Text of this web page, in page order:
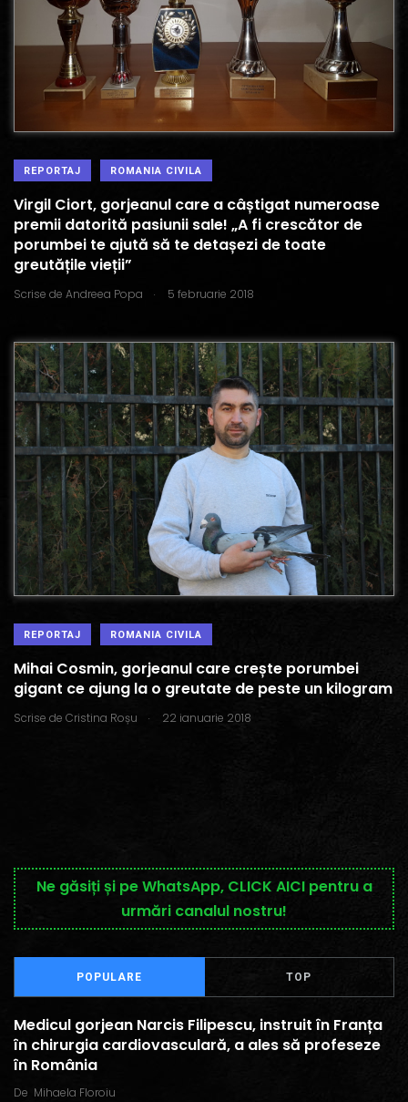
REPORTAJ ROMANIA CIVILA
Virgil Ciort, gorjeanul care a câștigat numeroase
premii datorită pasiunii sale! „A fi crescător de
porumbei te ajută să te detașezi de toate
greutățile vieții”
Scrise de Andreea Popa . 5 februarie 2018
REPORTAJ ROMANIA CIVILA
Mihai Cosmin, gorjeanul care crește porumbei
gigant ce ajung la o greutate de peste un kilogram
Scrise de Cristina Roșu . 22 ianuarie 2018
Ne găsiți și pe WhatsApp, CLICK AICI pentru a
urmări canalul nostru!
POPULARE TOP
Medicul gorjean Narcis Filipescu, instruit în Franța
în chirurgia cardiovasculară, a ales să profeseze
în România
De Mihaela Floroiu